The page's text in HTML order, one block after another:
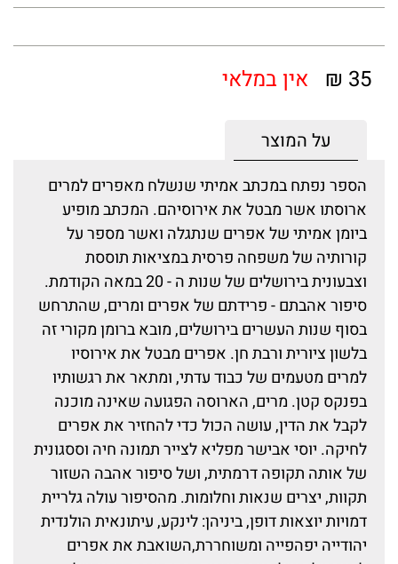
35 ₪ אין במלאי
על המוצר
הספר נפתח במכתב אמיתי שנשלח מאפרים למרים
ארוסתו אשר מבטל את אירוסיהם. המכתב מופיע
ביומן אמיתי של אפרים שנתגלה ואשר מספר על
קורותיה של משפחה פרסית במציאות תוססת
וצבעונית בירושלים של שנות ה - 20 במאה הקודמת.
סיפור אהבתם - פרידתם של אפרים ומרים, שהתרחש
בסוף שנות העשרים בירושלים, מובא ברומן מקורי זה
בלשון ציורית ורבת חן. אפרים מבטל את אירוסיו
למרים מטעמים של כבוד עדתי, ומתאר את רגשותיו
בפנקס קטן. מרים, הארוסה הפגועה שאינה מוכנה
לקבל את הדין, עושה הכול כדי להחזיר את אפרים
לחיקה. יוסי אבישר מפליא לצייר תמונה חיה וססגונית
של אותה תקופה דרמתית, ושל סיפור אהבה השזור
תקוות, יצרים שנאות וחלומות. מהסיפור עולה גלריית
דמויות יוצאות דופן, ביניהן: לינקע, עיתונאית הולנדית
יהודייה יפהפייה ומשוחררת,השואבת את אפרים